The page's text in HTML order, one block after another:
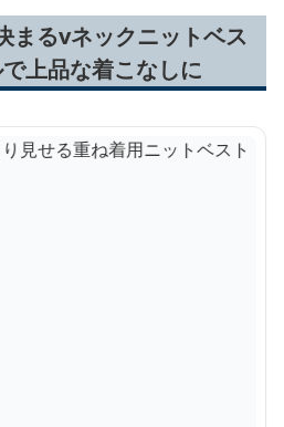
まるvネックニットベス
上品な着こなしに